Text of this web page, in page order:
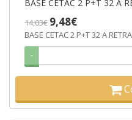
BASE CETAC 2 P+T 32 A
14,03€ 9,48€
BASE CETAC 2 P+T 32 A
-